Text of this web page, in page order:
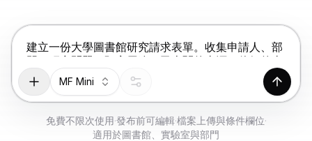
登入
免費試用
按 Enter 提交，Shift+Enter 換行
MF Mini 產生
免費不限次使用·發布前可編輯·檔案上傳與條件欄位·
適用於圖書館、實驗室與部門